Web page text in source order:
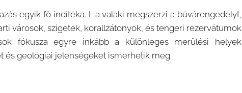
egyik fő indítéka. Ha valaki megszerzi a búvárengedélyt,
városok, szigetek, korallzátonyok, és tengeri rezervátumok
fókusza egyre inkább a különleges merülési helyek
és geológiai jelenségeket ismerhetik meg.